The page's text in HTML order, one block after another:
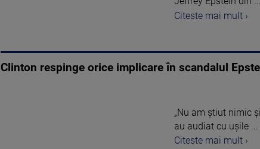
Citeste mai mult ›
Clinton respinge orice implicare în scandalul
„Nu am știut nimic
au audiat cu ușile ...
Citeste mai mult ›